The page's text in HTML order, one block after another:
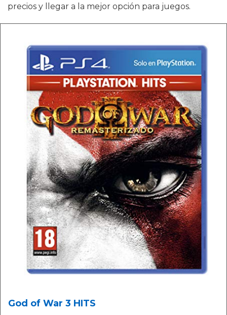
precios y llegar a la mejor opción para juegos.
God of War 3 HITS